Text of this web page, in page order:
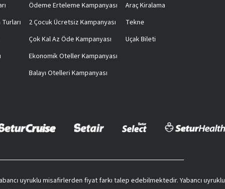
Ödeme Erteleme Kampanyası
2 Çocuk Ücretsiz Kampanyası
Çok Kal Az Öde Kampanyası
Ekonomik Oteller Kampanyası
Balayı Otelleri Kampanyası
Araç Kiralama
Tekne
Uçak Bileti
uyruklu misafirlerden fiyat farkı talep edebilmektedir. Yabancı uyruklu